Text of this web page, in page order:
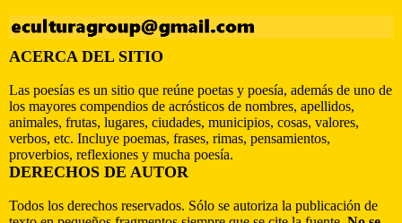
ACERCA DEL SITIO
Las poesías es un sitio que reúne poetas y poesía, además de uno de
los mayores compendios de acrósticos de nombres, apellidos,
animales, frutas, lugares, ciudades, municipios, cosas, valores,
verbos, etc. Incluye poemas, frases, rimas, pensamientos,
proverbios, reflexiones y mucha poesía.
DERECHOS DE AUTOR
Todos los derechos reservados. Sólo se autoriza la publicación de